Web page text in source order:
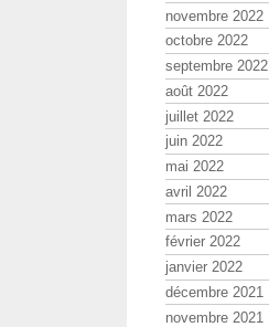
novembre 2022
octobre 2022
septembre 2022
août 2022
juillet 2022
juin 2022
mai 2022
avril 2022
mars 2022
février 2022
janvier 2022
décembre 2021
novembre 2021